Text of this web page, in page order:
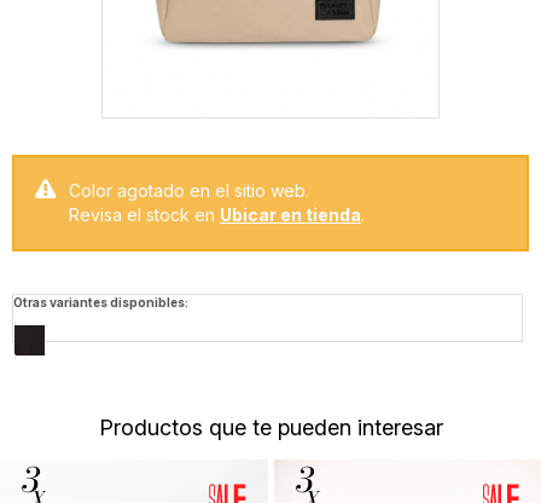
Color agotado en el sitio web.
Revisa el stock en Ubicar en tienda.
Otras variantes disponibles:
Productos que te pueden interesar